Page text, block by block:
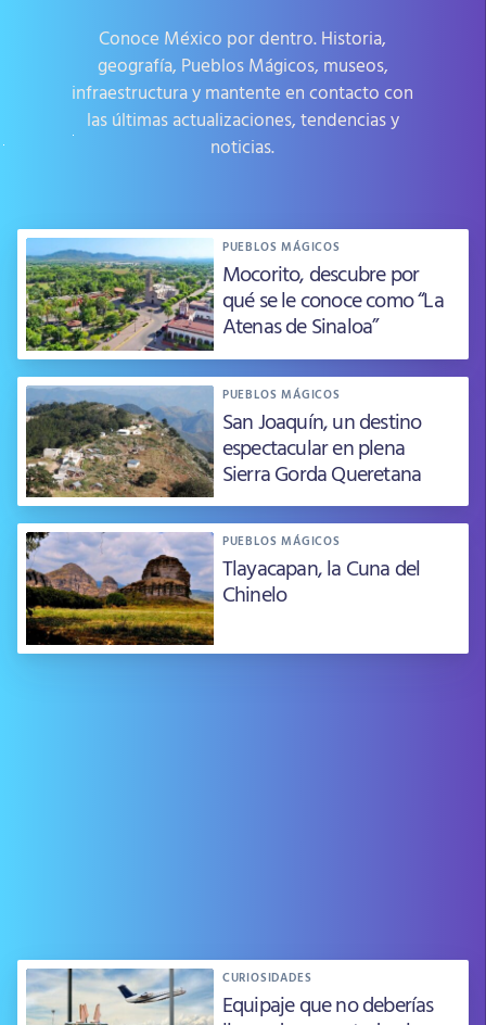
Conoce México por dentro. Historia,
geografía, Pueblos Mágicos, museos,
infraestructura y mantente en contacto con
las últimas actualizaciones, tendencias y
noticias.
PUEBLOS MÁGICOS
Mocorito, descubre por
qué se le conoce como “La
Atenas de Sinaloa”
PUEBLOS MÁGICOS
San Joaquín, un destino
espectacular en plena
Sierra Gorda Queretana
PUEBLOS MÁGICOS
Tlayacapan, la Cuna del
Chinelo
CURIOSIDADES
Equipaje que no deberías